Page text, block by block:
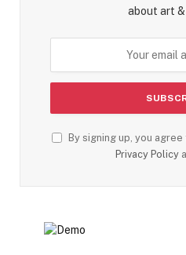
about art &
By signing up, you
Privacy Policy